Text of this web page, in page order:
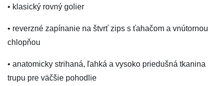
• klasický rovný golier
• reverzné zapínanie na štvrť zips s ťahačom a vnútornou
chlopňou
• anatomicky strihaná, ľahká a vysoko priedušná tkanina
trupu pre väčšie pohodlie